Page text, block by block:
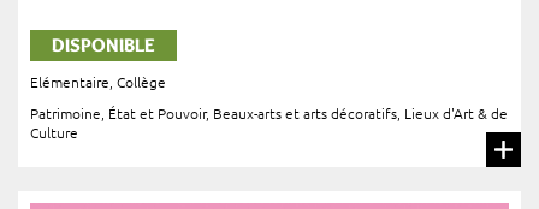
DISPONIBLE
Elémentaire Collège
Patrimoine, État et Pouvoir, Beaux-arts et arts décoratifs Lieux d'Art & de
Culture